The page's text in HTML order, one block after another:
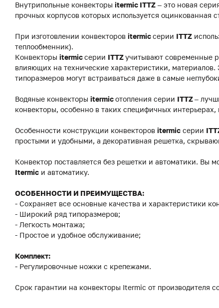
Внутрипольные конвекторы itermic ITTZ – это новая
прочных корпусов которых используется оцинкованная
При изготовлении конвекторов itermicсерии ITTZ
теплообменник).
Конвекторы itermicсерии ITTZучитывают современные
влияющих на технические характеристики,
типоразмеров могут встраиваться даже в самые
Водяные конвекторы itermicотопления серии ITTZ–
конвекторы, особенно в таких специфичных интерьерах,
Особенности конструкции конвекторов itermic серии
простыми и удобными, а декоративная решетка,
Конвектор поставляется без решетки и автоматики. Вы
Itermic и автоматику.
ОСОБЕННОСТИ И ПРЕИМУЩЕСТВА:
- Сохраняет все основные качества и характеристики
- Широкий ряд типоразмеров;
- Легкость монтажа;
- Простое и удобное обслуживание;
Комплект:
- Регулировочные ножки с крепежами.
Срок гарантии на конвекторы Itermic от производителя